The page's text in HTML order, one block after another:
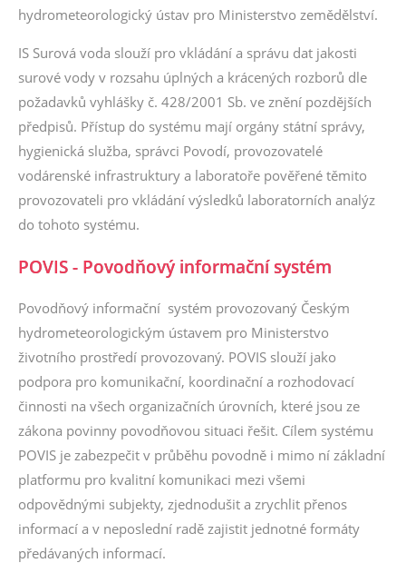
hydrometeorologický ústav pro Ministerstvo zemědělství.
IS Surová voda slouží pro vkládání a správu dat jakosti
surové vody v rozsahu úplných a krácených rozborů dle
požadavků vyhlášky č. 428/2001 Sb. ve znění pozdějších
předpisů. Přístup do systému mají orgány státní správy,
hygienická služba, správci Povodí, provozovatelé
vodárenské infrastruktury a laboratoře pověřené těmito
provozovateli pro vkládání výsledků laboratorních analýz
do tohoto systému.
POVIS - Povodňový informační systém
Povodňový informační systém provozovaný Českým
hydrometeorologickým ústavem pro Ministerstvo
životního prostředí provozovaný. POVIS slouží jako
podpora pro komunikační, koordinační a rozhodovací
činnosti na všech organizačních úrovních, které jsou ze
zákona povinny povodňovou situaci řešit. Cílem systému
POVIS je zabezpečit v průběhu povodně i mimo ní základní
platformu pro kvalitní komunikaci mezi všemi
odpovědnými subjekty, zjednodušit a zrychlit přenos
informací a v neposlední radě zajistit jednotné formáty
předávaných informací.